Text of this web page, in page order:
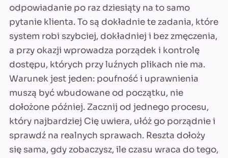
odpowiadanie po raz dziesiąty na to samo
pytanie klienta. To są dokładnie te zadania, które
system robi szybciej, dokładniej i bez zmęczenia,
a przy okazji wprowadza porządek i kontrolę
dostępu, których przy luźnych plikach nie ma.
Warunek jest jeden: poufność i uprawnienia
muszą być wbudowane od początku, nie
dołożone później. Zacznij od jednego procesu,
który najbardziej Cię uwiera, ułóż go porządnie i
sprawdź na realnych sprawach. Reszta dołoży
się sama, gdy zobaczysz, ile czasu wraca do tego,